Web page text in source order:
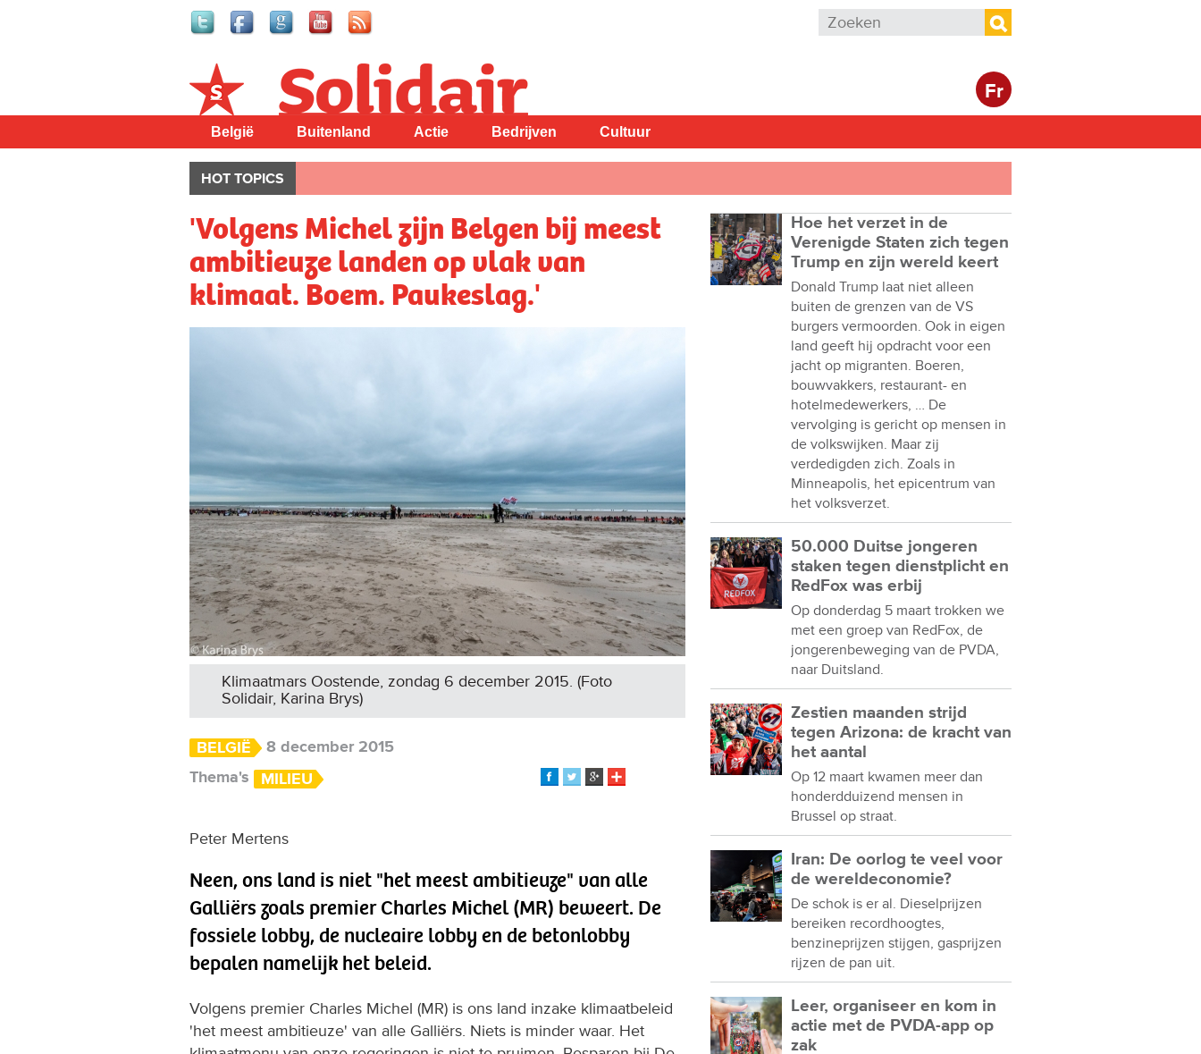
Zoekveld
Zoeken
Fr
Solidair
België Buitenland Actie Bedrijven Cultuur
HOT TOPICS
'Volgens Michel zijn Belgen bij meest
ambitieuze landen op vlak van
klimaat. Boem. Paukeslag.'
Klimaatmars Oostende, zondag 6 december 2015. (Foto
Solidair, Karina Brys)
BELGIË
8 december 2015
Thema's
MILIEU
Peter Mertens
Neen, ons land is niet "het meest ambitieuze" van alle
Galliërs zoals premier Charles Michel (MR) beweert. De
fossiele lobby, de nucleaire lobby en de betonlobby
bepalen namelijk het beleid.
Volgens premier Charles Michel (MR) is ons land inzake klimaatbeleid
'het meest ambitieuze' van alle Galliërs. Niets is minder waar. Het
Hoe het verzet in de
Verenigde Staten zich tegen
Trump en zijn wereld keert
Donald Trump laat niet alleen
buiten de grenzen van de VS
burgers vermoorden. Ook in eigen
land geeft hij opdracht voor een
jacht op migranten. Boeren,
bouwvakkers, restaurant- en
hotelmedewerkers, … De
vervolging is gericht op mensen in
de volkswijken. Maar zij
verdedigden zich. Zoals in
Minneapolis, het epicentrum van
het volksverzet.
50.000 Duitse jongeren
staken tegen dienstplicht en
RedFox was erbij
Op donderdag 5 maart trokken we
met een groep van RedFox, de
jongerenbeweging van de PVDA,
naar Duitsland.
Zestien maanden strijd
tegen Arizona: de kracht van
het aantal
Op 12 maart kwamen meer dan
honderdduizend mensen in
Brussel op straat.
Iran: De oorlog te veel voor
de wereldeconomie?
De schok is er al. Dieselprijzen
bereiken recordhoogtes,
benzineprijzen stijgen, gasprijzen
rijzen de pan uit.
Leer, organiseer en kom in
actie met de PVDA-app op
zak